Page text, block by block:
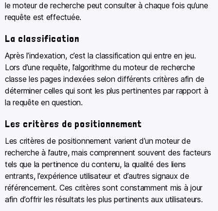
le moteur de recherche peut consulter à chaque fois qu’une
requête est effectuée.
La classification
Après l’indexation, c’est la classification qui entre en jeu.
Lors d’une requête, l’algorithme du moteur de recherche
classe les pages indexées selon différents critères afin de
déterminer celles qui sont les plus pertinentes par rapport à
la requête en question.
Les critères de positionnement
Les critères de positionnement varient d’un moteur de
recherche à l’autre, mais comprennent souvent des facteurs
tels que la pertinence du contenu, la qualité des liens
entrants, l’expérience utilisateur et d’autres signaux de
référencement. Ces critères sont constamment mis à jour
afin d’offrir les résultats les plus pertinents aux utilisateurs.